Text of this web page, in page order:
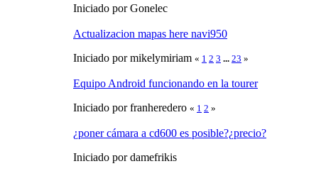
Iniciado por Gonelec
Actualizacion mapas here navi950
Iniciado por mikelymiriam « 1 2 3 ... 23 »
Equipo Android funcionando en la tourer
Iniciado por franheredero « 1 2 »
¿poner cámara a cd600 es posible?¿precio?
Iniciado por damefrikis